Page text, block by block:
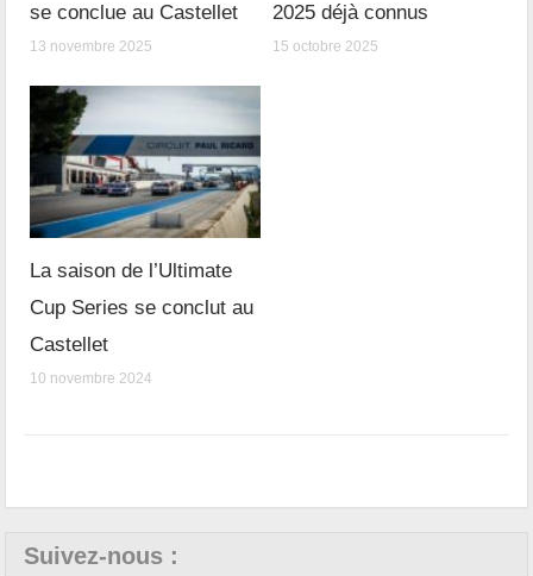
se conclue au Castellet
13 novembre 2025
2025 déjà connus
15 octobre 2025
La saison de l’Ultimate
Cup Series se conclut au
Castellet
10 novembre 2024
Suivez-nous :